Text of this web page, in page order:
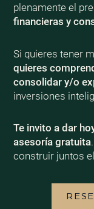
plenamente el
financieras y
Si quieres tener
quieres
consolidar y/o
inversiones
Te invito a dar
asesoría gratuita
construir juntos